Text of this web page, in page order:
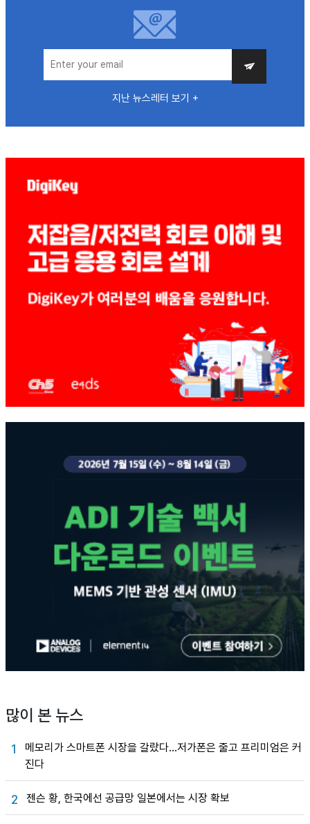
지난 뉴스레터 보기 +
많이 본 뉴스
1
메모리가 스마트폰 시장을 갈랐다…저가폰은 줄고 프리미엄은 커
진다
2 젠슨 황, 한국에선 공급망 일본에서는 시장 확보